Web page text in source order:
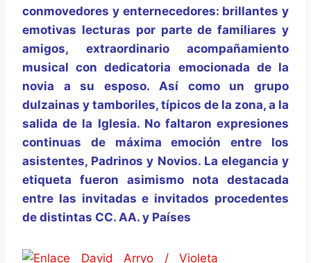
conmovedores y enternecedores: brillantes y
emotivas lecturas por parte de familiares y
amigos, extraordinario acompañamiento
musical con dedicatoria emocionada de la
novia a su esposo. Así como un grupo
dulzainas y tamboriles, típicos de la zona, a la
salida de la Iglesia. No faltaron expresiones
continuas de máxima emoción entre los
asistentes, Padrinos y Novios. La elegancia y
etiqueta fueron asimismo nota destacada
entre las invitadas e invitados procedentes
de distintas CC. AA. y Países